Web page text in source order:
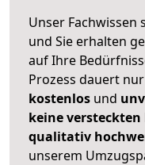
Unser
und Sie erhalten
auf Ihre
Prozess dauert
kostenlos und
keine versteckten
qualitativ
unserem